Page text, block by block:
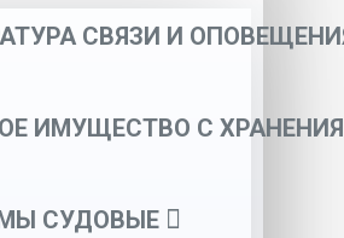
СВЯЗИ И
ИМУЩЕСТВО С ХРАНЕНИЯ
СУДОВЫЕ